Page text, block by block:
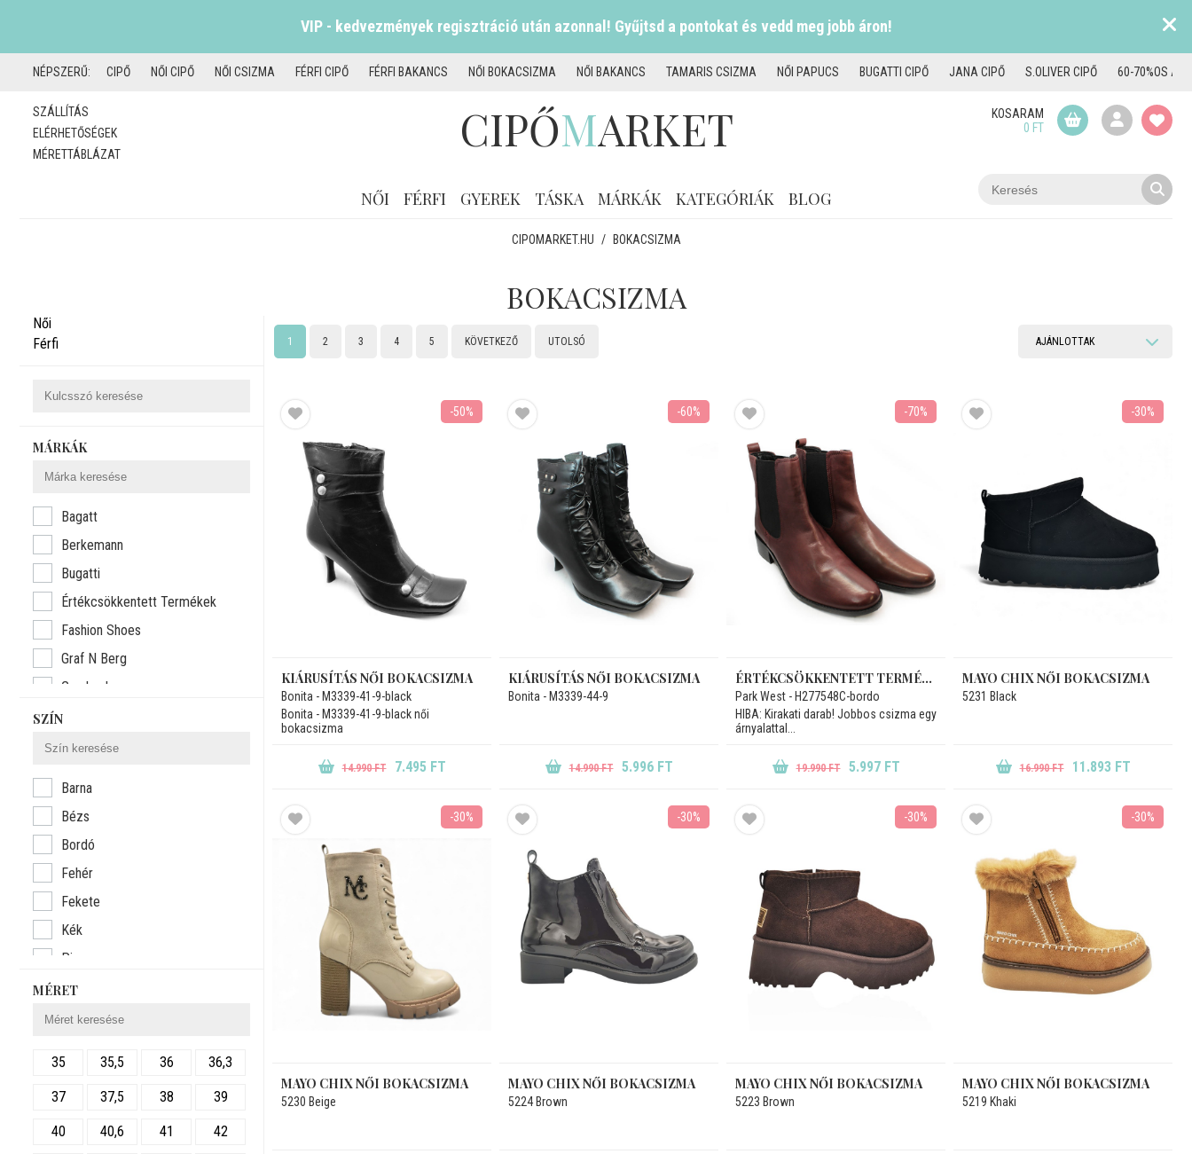
VIP - kedvezmények regisztráció után azonnal! Gyűjtsd a pontokat és vedd meg jobb áron!
NÉPSZERŰ: CIPŐ NŐI CIPŐ NŐI CSIZMA FÉRFI CIPŐ FÉRFI BAKANCS NŐI BOKACSIZMA NŐI BAKANCS TAMARIS CSIZMA NŐI PAPUCS BUGATTI CIPŐ JANA CIPŐ S.OLIVER CIPŐ 60-70%OS
SZÁLLÍTÁS
ELÉRHETŐSÉGEK
MÉRETTÁBLÁZAT
NŐI FÉRFI GYEREK TÁSKA MÁRKÁK KATEGÓRIÁK BLOG
KOSARAM
0 FT
CIPŐMARKET
CIPOMARKET.HU / BOKACSIZMA
BOKACSIZMA
Női
Férfi
MÁRKÁK
Bagatt
Berkemann
Bugatti
Értékcsökkentett Termékek
Fashion Shoes
Graf N Berg
Grunland
Kiárusítás
Mayo Chix
SZÍN
Barna
Bézs
Bordó
Fehér
Fekete
Kék
Piros
Szürke
Zöld
MÉRET
35 35,5 36 36,3
37 37,5 38 39
40 40,6 41 42
1 2 3 4 5 KÖVETKEZŐ UTOLSÓ
-50%
KIÁRUSÍTÁS NŐI BOKACSIZMA
Bonita - M3339-41-9-black
Bonita - M3339-41-9-black női
bokacsizma
14.990 FT 7.495 FT
-60%
KIÁRUSÍTÁS NŐI BOKACSIZMA
Bonita - M3339-44-9
14.990 FT 5.996 FT
-70%
ÉRTÉKCSÖKKENTETT TERMÉKEK NŐI BOKACSIZMA
Park West - H277548C-bordo
HIBA: Kirakati darab! Jobbos csizma egy
árnyalattal...
19.990 FT 5.997 FT
-30%
MAYO CHIX NŐI BOKACSIZMA
5231 Black
16.990 FT 11.893 FT
-30%
MAYO CHIX NŐI BOKACSIZMA
5230 Beige
-30%
MAYO CHIX NŐI BOKACSIZMA
5224 Brown
-30%
MAYO CHIX NŐI BOKACSIZMA
5223 Brown
-30%
MAYO CHIX NŐI BOKACSIZMA
5219 Khaki